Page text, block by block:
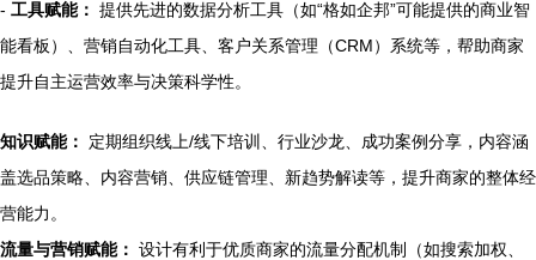
- 工具赋能： 提供先进的数据分析工具（如“格如企邦”可能提供的商业智
能看板）、营销自动化工具、客户关系管理（CRM）系统等，帮助商家
提升自主运营效率与决策科学性。
知识赋能：
定期组织线上/线下培训、行业沙龙、成功案例分享，内容涵
盖选品策略、内容营销、供应链管理、新趋势解读等，提升商家的整体经
营能力。
流量与营销赋能： 设计有利于优质商家的流量分配机制（如搜索加权、